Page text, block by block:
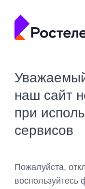
наш сайт
при
сервисов
Пожалуйста,